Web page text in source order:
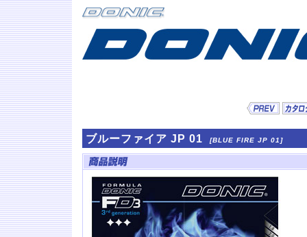
ブルーファイア JP 01 [BLUE FIRE JP 01]